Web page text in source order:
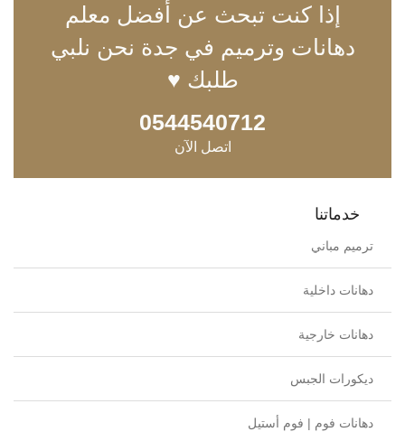
إذا كنت تبحث عن أفضل معلم
دهانات وترميم في جدة نحن نلبي
طلبك ♥
0544540712
اتصل الآن
خدماتنا
ترميم مباني
دهانات داخلية
دهانات خارجية
ديكورات الجبس
دهانات فوم | فوم أستيل